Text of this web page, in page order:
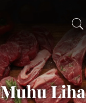
Muhu Liha